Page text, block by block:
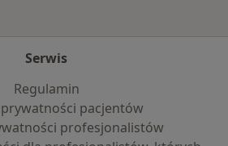
Serwis
Regulamin
pacjentów
profesjonalistów